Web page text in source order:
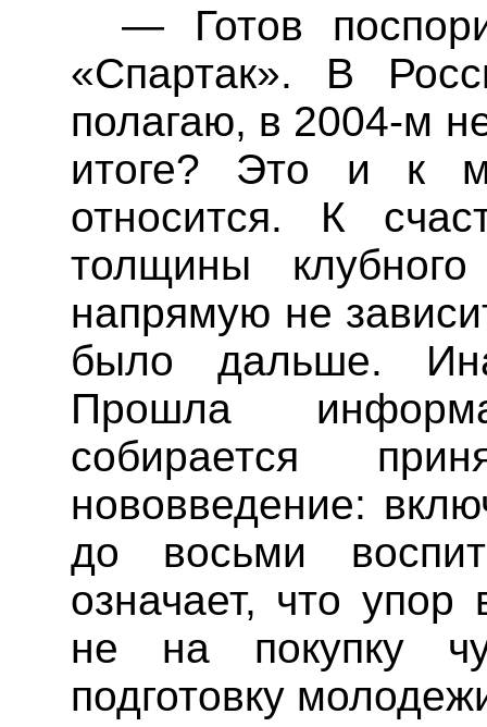
— Готов
«Спартак». В
полагаю, в 2004-м
итоге? Это и к
относится. К
толщины
напрямую не
было дальше.
Прошла
собирается
нововведение:
до восьми
означает, что упор
не на покупку
подготовку